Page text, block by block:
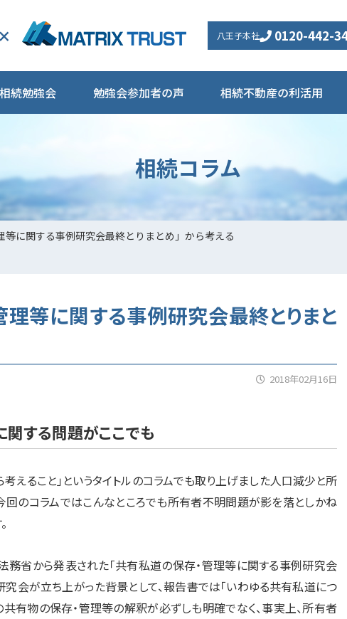
八王子本社 0120-442-
相続勉強会 勉強会参加者の声 相続不動産の利活用
相続コラム
等に関する事例研究会最終とりまとめ」から考える
理等に関する事例研究会最終とりまと
2018年02月16日
する問題がここでも
えること」というタイトルのコラムでも取り上げました人口減少と所
回のコラムではこんなところでも所有者不明問題が影を落としかね
務省から発表された「共有私道の保存・管理等に関する事例研究会
究会が立ち上がった背景として、報告書では「いわゆる共有私道につ
有物の保存・管理等の解釈が必ずしも明確でなく、事実上、所有者